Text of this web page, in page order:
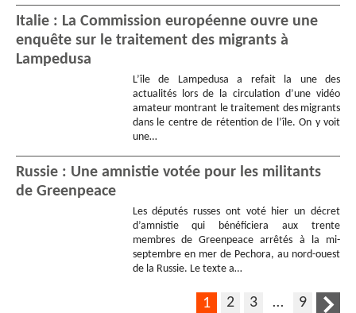
Italie : La Commission européenne ouvre une
enquête sur le traitement des migrants à
Lampedusa
L’île de Lampedusa a refait la une des
actualités lors de la circulation d’une vidéo
amateur montrant le traitement des migrants
dans le centre de rétention de l’île. On y voit
une…
Russie : Une amnistie votée pour les militants
de Greenpeace
Les députés russes ont voté hier un décret
d’amnistie qui bénéficiera aux trente
membres de Greenpeace arrêtés à la mi-
septembre en mer de Pechora, au nord-ouest
de la Russie. Le texte a…
1 2 3 … 9